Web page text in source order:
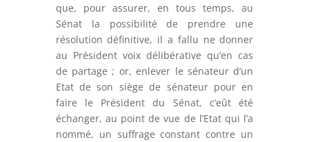
que, pour assurer, en tous temps, au
Sénat la possibilité de prendre une
résolution définitive, il a fallu ne donner
au Président voix délibérative qu’en cas
de partage ; or, enlever le sénateur d’un
Etat de son siège de sénateur pour en
faire le Président du Sénat, c’eût été
échanger, au point de vue de l’Etat qui l’a
nommé, un suffrage constant contre un